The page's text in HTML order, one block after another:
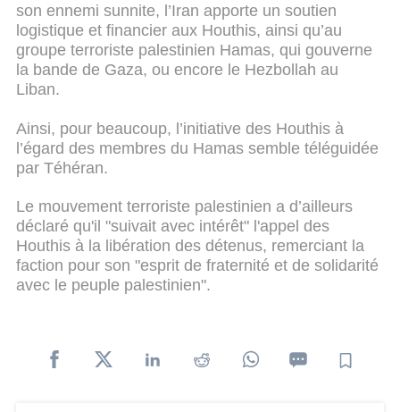
son ennemi sunnite, l’Iran apporte un soutien
logistique et financier aux Houthis, ainsi qu’au
groupe terroriste palestinien Hamas, qui gouverne
la bande de Gaza, ou encore le Hezbollah au
Liban.
Ainsi, pour beaucoup, l’initiative des Houthis à
l’égard des membres du Hamas semble téléguidée
par Téhéran.
Le mouvement terroriste palestinien a d’ailleurs
déclaré qu'il "suivait avec intérêt" l'appel des
Houthis à la libération des détenus, remerciant la
faction pour son "esprit de fraternité et de solidarité
avec le peuple palestinien".